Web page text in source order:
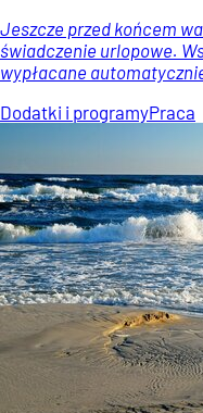
Jeszcze przed końcem
świadczenie urlopowe.
wypłacane
Dodatki i programyPraca